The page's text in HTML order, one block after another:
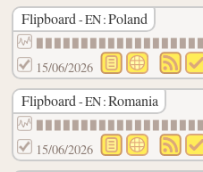
Flipboard - EN :Poland
15/06/2026
Flipboard - EN :Romania
15/06/2026